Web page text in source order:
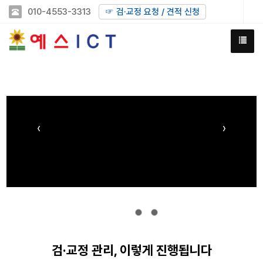
010-4553-3313 ☞ 검·교정 요청 / 견적 신청
‹ ›
검·교정 관리, 이렇게 진행됩니다